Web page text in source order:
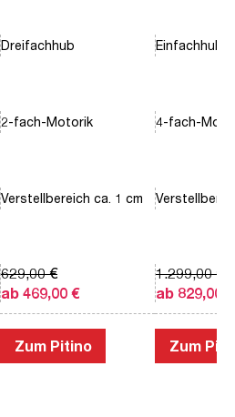
Dreifachhub
2-fach-Motorik
Verstellbereich ca. 1 cm
ab 469,00 €
629,00 €
Zum Pitino
Einfachhub
4-fach-
ab 829,00 €
1.299,00 €
Zum